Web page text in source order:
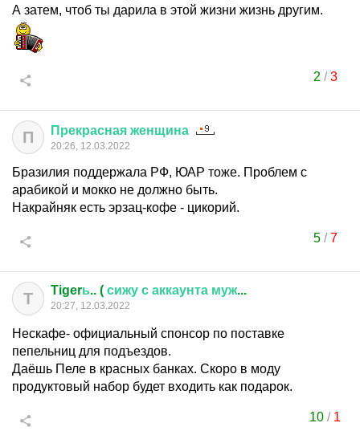
А затем, чтоб ты дарила в этой жизни жизнь другим.
2 /3
П Прекрасная женщина
20:26, 12.03.2022
Бразилия поддержала РФ, ЮАР тоже. Проблем с
арабикой и мокко не должно быть.
Накрайняк есть эрзац-кофе - цикорий.
5/7
T Tigerь.. ( сижу с аккаунта муж...
20:27, 12.03.2022
Нескафе- официальный спонсор по поставке
пепельниц для подъездов.
Даёшь Пеле в красных банках. Скоро в моду
продуктовый набор будет входить как подарок.
10 / 1